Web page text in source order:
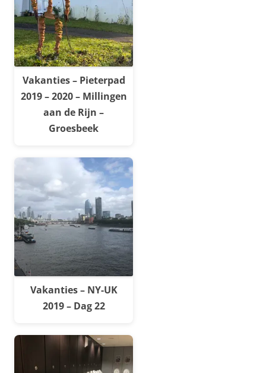
Vakanties – Pieterpad
2019 – 2020 – Millingen
aan de Rijn –
Groesbeek
Vakanties – NY-UK
2019 – Dag 22